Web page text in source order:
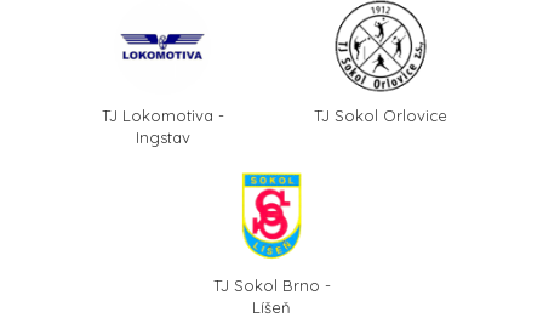
TJ Lokomotiva -
Ingstav
TJ Sokol Orlovice
TJ Sokol Brno -
Líšeň